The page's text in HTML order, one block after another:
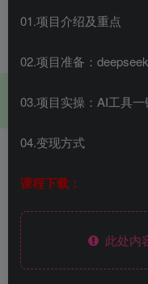
01.项目介绍及重点
02.项目准备：
03.项目实操：AI工具一
04.变现方式
课程下载：
此处内